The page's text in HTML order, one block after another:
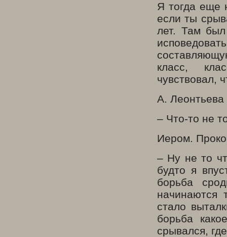
Я тогда еще
если ты
лет. Там
класс,
чувствовал,
А. Леонтьева
– Что-то не
Иером.
– Ну не то
будто я
борьба
начинаются
стало
борьба
срывался,